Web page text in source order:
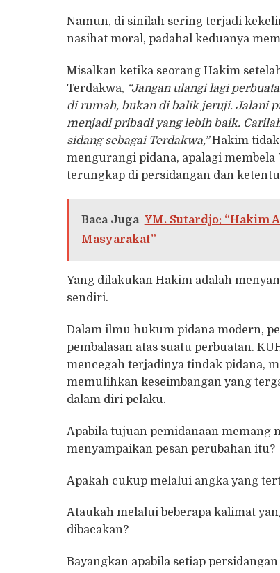
Namun, di sinilah sering terjadi
nasihat moral, padahal keduanya
Misalkan ketika seorang Hakim
Terdakwa, “Jangan ulangi lagi
di rumah, bukan di balik jeruji. Jalani
menjadi pribadi yang lebih baik.
sidang sebagai Terdakwa,”Hakim tidak
mengurangi pidana, apalagi
terungkap di persidangan dan
Baca Juga YM. Sutardjo: “Hakim
Masyarakat”
Yang dilakukan Hakim adalah
sendiri.
Dalam ilmu hukum pidana modern,
pembalasan atas suatu perbuatan.
mencegah terjadinya tindak pidana,
memulihkan keseimbangan yang
dalam diri pelaku.
Apabila tujuan pemidanaan memang
menyampaikan pesan perubahan itu?
Apakah cukup melalui angka yang
Ataukah melalui beberapa kalimat
dibacakan?
Bayangkan apabila setiap